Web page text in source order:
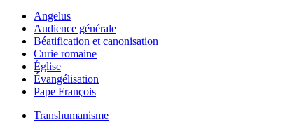
Angelus
Audience générale
Béatification et canonisation
Curie romaine
Église
Évangélisation
Pape François
Transhumanisme